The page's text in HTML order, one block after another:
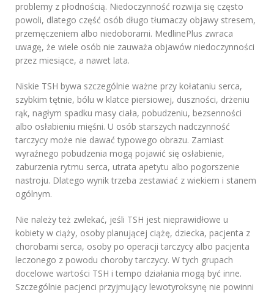
problemy z płodnością. Niedoczynność rozwija się często
powoli, dlatego część osób długo tłumaczy objawy stresem,
przemęczeniem albo niedoborami. MedlinePlus zwraca
uwagę, że wiele osób nie zauważa objawów niedoczynności
przez miesiące, a nawet lata.
Niskie TSH bywa szczególnie ważne przy kołataniu serca,
szybkim tętnie, bólu w klatce piersiowej, duszności, drżeniu
rąk, nagłym spadku masy ciała, pobudzeniu, bezsenności
albo osłabieniu mięśni. U osób starszych nadczynność
tarczycy może nie dawać typowego obrazu. Zamiast
wyraźnego pobudzenia mogą pojawić się osłabienie,
zaburzenia rytmu serca, utrata apetytu albo pogorszenie
nastroju. Dlatego wynik trzeba zestawiać z wiekiem i stanem
ogólnym.
Nie należy też zwlekać, jeśli TSH jest nieprawidłowe u
kobiety w ciąży, osoby planującej ciążę, dziecka, pacjenta z
chorobami serca, osoby po operacji tarczycy albo pacjenta
leczonego z powodu choroby tarczycy. W tych grupach
docelowe wartości TSH i tempo działania mogą być inne.
Szczególnie pacjenci przyjmujący lewotyroksynę nie powinni